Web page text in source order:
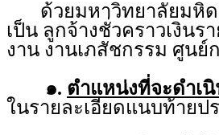
ด้วยมหาวิทยาลัยมหิดล
เป็น ลูกจ้างชั่วคราวเงิน
งาน งานเภสัชกรรม ศูน
๑. ตำแหน่งที่จะดำเ
ในรายละเอียดแนบท้ายป